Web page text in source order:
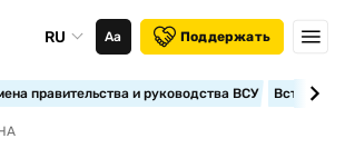
RU Аа Поддержать
правительства и руководства ВСУ